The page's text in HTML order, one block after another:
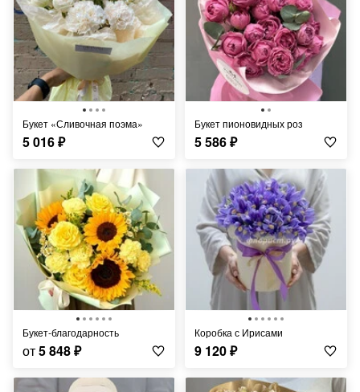
Букет «Сливочная поэма»
5 016₽
Букет пионовидных роз
5 586₽
Букет-благодарность
от5 848₽
Коробка с Ирисами
9 120₽